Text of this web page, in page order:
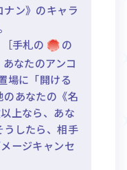
ン》のキャラ
手札の
の
なたのアンコ
場に「開ける
あなたの《名
上なら、あな
うしたら、相手
ージキャンセ